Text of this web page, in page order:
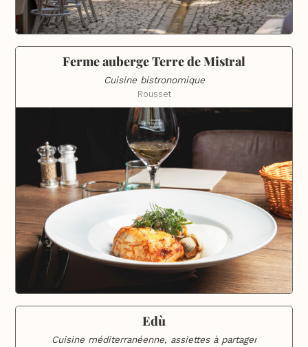
Ferme auberge Terre de Mistral
Cuisine bistronomique
Rousset
Edù
Cuisine méditerranéenne, assiettes à partager